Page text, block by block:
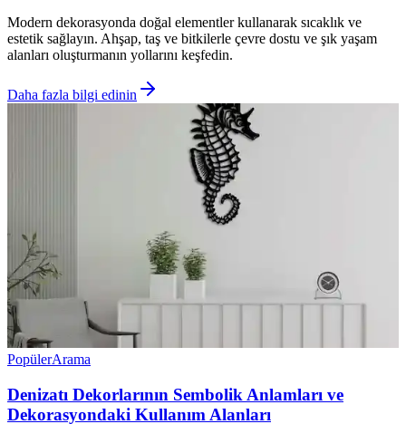
Modern dekorasyonda doğal elementler kullanarak sıcaklık ve
estetik sağlayın. Ahşap, taş ve bitkilerle çevre dostu ve şık yaşam
alanları oluşturmanın yollarını keşfedin.
Daha fazla bilgi edinin
PopülerArama
Denizatı Dekorlarının Sembolik Anlamları ve
Dekorasyondaki Kullanım Alanları